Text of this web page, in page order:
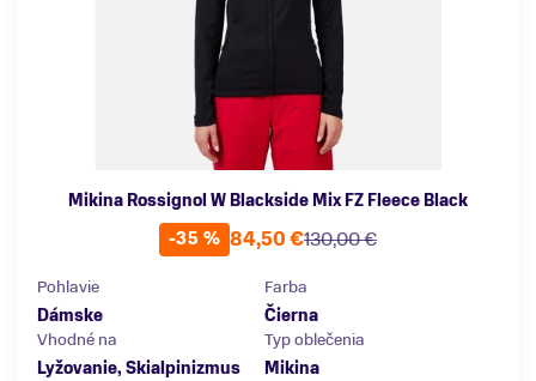
Mikina Rossignol W Blackside Mix FZ Fleece Black
-35 %
130,00 €
84,50 €
Pohlavie
Dámske
Farba
Čierna
Vhodné na
Lyžovanie, Skialpinizmus
Typ oblečenia
Mikina